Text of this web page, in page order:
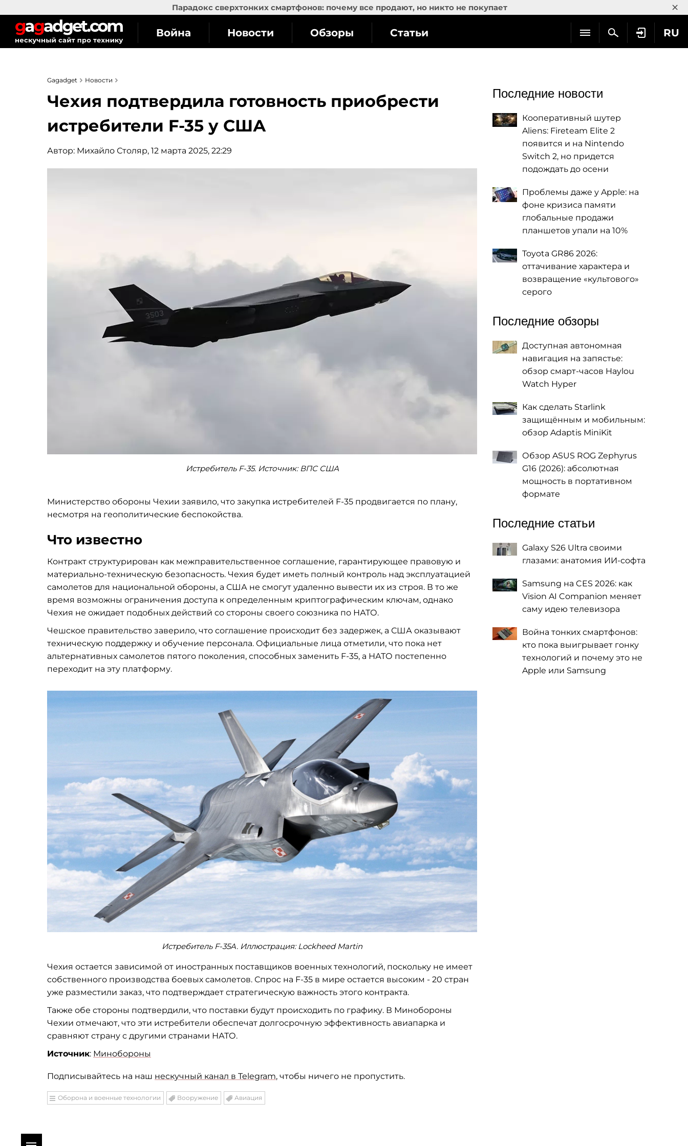
Парадокс сверхтонких смартфонов: почему все продают, но никто не покупает ×
RU
Война Новости Обзоры Статьи
Gagadget Новости
Чехия подтвердила готовность приобрести
истребители F-35 у США
Автор: Михайло Столяр, 12 марта 2025, 22:29
Истребитель F-35. Источник: ВПС США
Министерство обороны Чехии заявило, что закупка истребителей F-35 продвигается по плану,
несмотря на геополитические беспокойства.
Что известно
Контракт структурирован как межправительственное соглашение, гарантирующее правовую и
материально-техническую безопасность. Чехия будет иметь полный контроль над эксплуатацией
самолетов для национальной обороны, а США не смогут удаленно вывести их из строя. В то же
время возможны ограничения доступа к определенным криптографическим ключам, однако
Чехия не ожидает подобных действий со стороны своего союзника по НАТО.
Чешское правительство заверило, что соглашение происходит без задержек, а США оказывают
техническую поддержку и обучение персонала. Официальные лица отметили, что пока нет
альтернативных самолетов пятого поколения, способных заменить F-35, а НАТО постепенно
переходит на эту платформу.
Истребитель F-35A. Иллюстрация:Lockheed Martin
Чехия остается зависимой от иностранных поставщиков военных технологий, поскольку не имеет
собственного производства боевых самолетов. Спрос на F-35 в мире остается высоким - 20 стран
уже разместили заказ, что подтверждает стратегическую важность этого контракта.
Также обе стороны подтвердили, что поставки будут происходить по графику. В Минобороны
Чехии отмечают, что эти истребители обеспечат долгосрочную эффективность авиапарка и
сравняют страну с другими странами НАТО.
Источник: Минобороны
Подписывайтесь на наш нескучный канал в Telegram, чтобы ничего не пропустить.
Оборона и военные технологии Вооружение Авиация
Последние новости
Кооперативный шутер
Aliens: Fireteam Elite 2
появится и на Nintendo
Switch 2, но придется
подождать до осени
Проблемы даже у Apple: на
фоне кризиса памяти
глобальные продажи
планшетов упали на 10%
Toyota GR86 2026:
оттачивание характера и
возвращение «культового»
серого
Последние обзоры
Доступная автономная
навигация на запястье:
обзор смарт-часов Haylou
Watch Hyper
Как сделать Starlink
защищённым и мобильным:
обзор Adaptis MiniKit
Обзор ASUS ROG Zephyrus
G16 (2026): абсолютная
мощность в портативном
формате
Последние статьи
Galaxy S26 Ultra своими
глазами: анатомия ИИ-софта
Samsung на CES 2026: как
Vision AI Companion меняет
саму идею телевизора
Война тонких смартфонов:
кто пока выигрывает гонку
технологий и почему это не
Apple или Samsung